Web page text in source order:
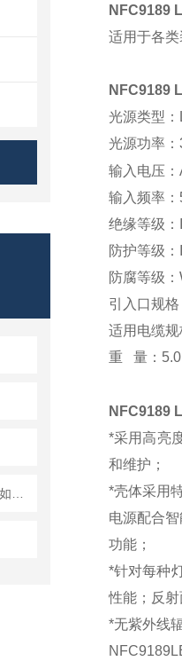
NFC9189
适用于各
NFC9189
光源类型：
光源功率：
输入电压：
输入频率：
绝缘等级：
防护等级：
防腐等级：
引入口规格
适用电缆规
重
量：
NFC9189
*采用高亮
和维护；
*壳体采用
电源配合
功能；
*针对每种
性能；反
*无紫外线